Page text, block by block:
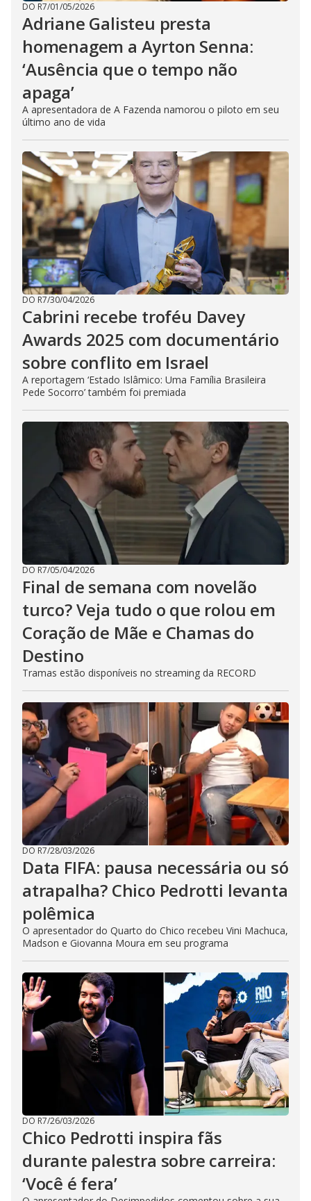
DO R7/01/05/2026
Adriane Galisteu presta
homenagem a Ayrton Senna:
‘Ausência que o tempo não
apaga’
A apresentadora de A Fazenda namorou o piloto em seu
último ano de vida
DO R7/30/04/2026
Cabrini recebe troféu Davey
Awards 2025 com documentário
sobre conflito em Israel
A reportagem ‘Estado Islâmico: Uma Família Brasileira
Pede Socorro’ também foi premiada
DO R7/05/04/2026
Final de semana com novelão
turco? Veja tudo o que rolou em
Coração de Mãe e Chamas do
Destino
Tramas estão disponíveis no streaming da RECORD
DO R7/28/03/2026
Data FIFA: pausa necessária ou só
atrapalha? Chico Pedrotti levanta
polêmica
O apresentador do Quarto do Chico recebeu Vini Machuca,
Madson e Giovanna Moura em seu programa
DO R7/26/03/2026
Chico Pedrotti inspira fãs
durante palestra sobre carreira:
‘Você é fera’